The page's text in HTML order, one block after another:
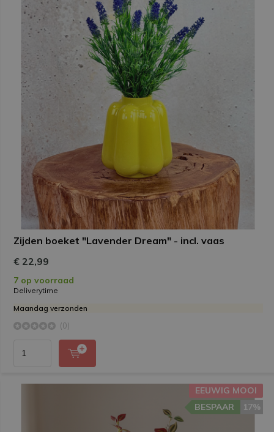
Zijden boeket "Lavender Dream" - incl. vaas
€ 22,99
7 op voorraad
Deliverytime
Maandag verzonden
(0)
EEUWIG MOOI
17%
BESPAAR